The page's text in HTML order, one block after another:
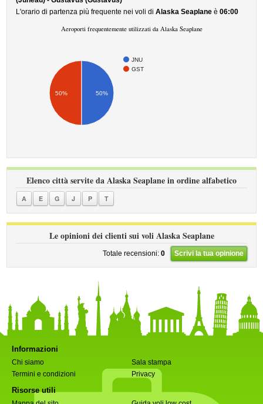
L'orario di partenza più frequente nei voli diAlaska Seaplane è06:00
Aeroporti frequentemente utilizzati da Alaska Seaplane
JNU
GST
50% 50%
Elenco città servite da Alaska Seaplane in ordine alfabetico
A E G J P T
Le opinioni dei clienti sui voli Alaska Seaplane
Totale recensioni: 0 Scrivi la tua opinione
Informazioni
Chi siamo
Sala stampa
Termini e condizioni
Privacy
Risorse utili